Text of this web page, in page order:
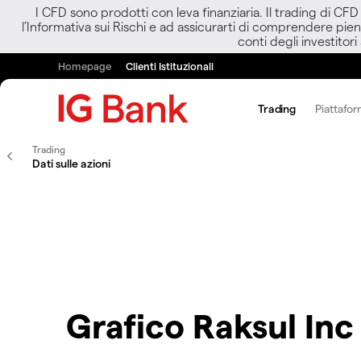
I CFD sono prodotti con leva finanziaria. Il trading di
l’Informativa sui Rischi e ad assicurarti di comprendere
conti degli investitori
Homepage Clienti Istituzionali
Trading
Trading
Dati sulle azioni
Grafico Raksul Inc